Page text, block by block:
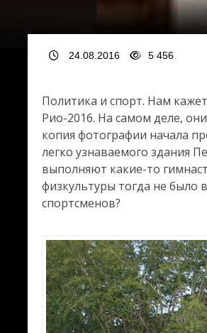
24.08.2016 5 456
Политика и спорт. Нам
Рио-2016. На самом деле,
копия фотографии начала
легко узнаваемого здания
выполняют какие-то
физкультуры тогда не было
спортсменов?